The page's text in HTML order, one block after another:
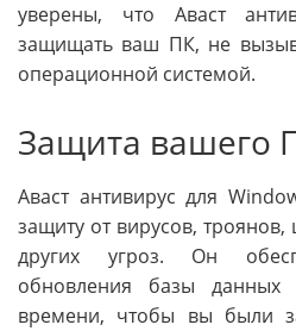
уверены, что Аваст
защищать ваш ПК, не
операционной системой.
Защита вашего
Аваст антивирус для
защиту от вирусов,
других угроз. Он
обновления базы
времени, чтобы вы были